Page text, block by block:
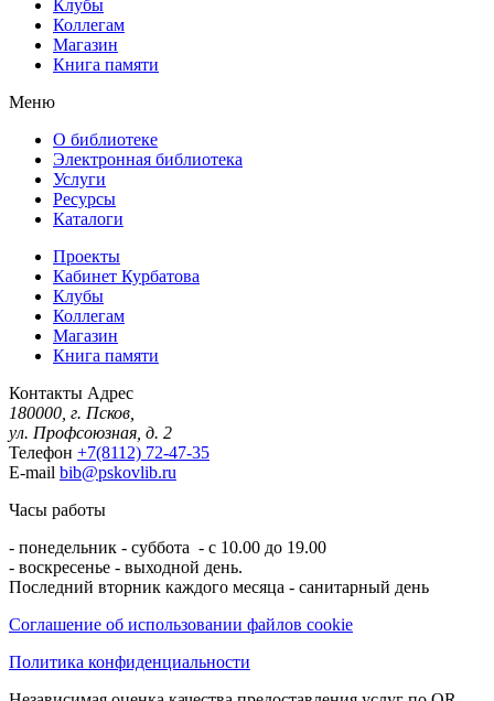
Клубы
Коллегам
Магазин
Книга памяти
Меню
О библиотеке
Электронная библиотека
Услуги
Ресурсы
Каталоги
Проекты
Кабинет Курбатова
Клубы
Коллегам
Магазин
Книга памяти
Контакты Адрес
180000, г. Псков,
ул. Профсоюзная, д. 2
Телефон +7(8112) 72-47-35
E-mail bib@pskovlib.ru
Часы работы
- понедельник - суббота - с 10.00 до 19.00
- воскресенье - выходной день.
Последний вторник каждого месяца - санитарный день
Соглашение об использовании файлов cookie
Политика конфиденциальности